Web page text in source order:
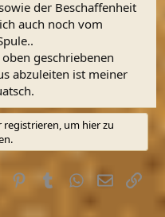
der Beschaffenheit
auch noch vom
geschriebenen
abzuleiten ist meiner
um hier zu
Reddit PinterestTumblrWhatsApp
E-MailLink